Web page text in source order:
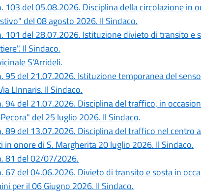
103 del 05.08.2026. Disciplina della circolazione in
del 08 agosto 2026. Il Sindaco.
101 del 28.07.2026. Istituzione divieto di transito e
Il Sindaco.
S'Arrideli.
95 del 21.07.2026. Istituzione temporanea del
LInnaris. Il Sindaco.
94 del 21.07.2026. Disciplina del traffico, in
del 25 luglio 2026. Il Sindaco.
89 del 13.07.2026. Disciplina del traffico nel centro
onore di S. Margherita 20 luglio 2026. Il Sindaco.
81 del 02/07/2026.
67 del 04.06.2026. Divieto di transito e sosta in
per il 06 Giugno 2026. Il Sindaco.